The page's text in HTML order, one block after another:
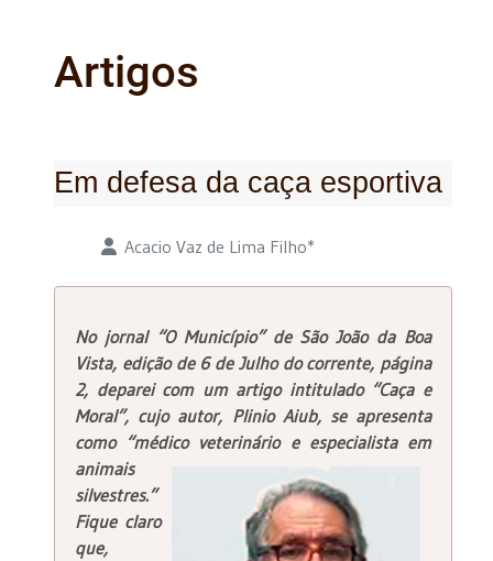
Artigos
Em defesa da caça esportiva
Detalhes Acacio Vaz de Lima Filho*
No jornal “O Município” de São João da Boa
Vista, edição de 6 de Julho do corrente, página
2, deparei com um artigo intitulado “Caça e
Moral”, cujo autor, Plinio Aiub, se apresenta
como “médico veterinário e especialista em
animais
silvestres.”
Fique claro
que,